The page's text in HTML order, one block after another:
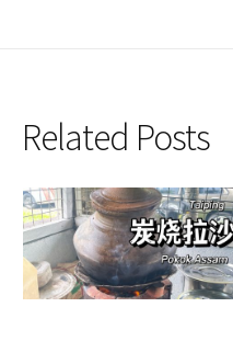
Related Posts